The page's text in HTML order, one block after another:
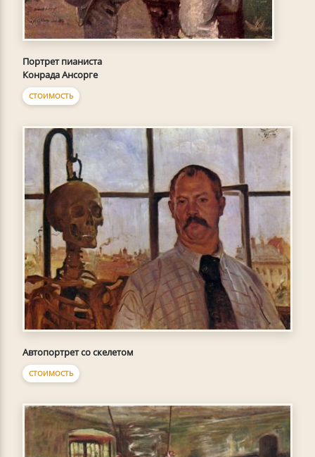
Портрет пианиста
Конрада Ансорге
СТОИМОСТЬ
Автопортрет со скелетом
СТОИМОСТЬ